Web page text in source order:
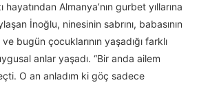
hayatından Almanya’nın gurbet yıllarına
İnoğlu, ninesinin sabrını, babasının
bugün çocuklarının yaşadığı farklı
anlar yaşadı. “Bir anda ailem
O an anladım ki göç sadece